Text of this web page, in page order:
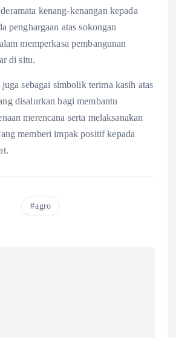
kenang-kenangan kepada
penghargaan atas sokongan
memperkasa pembangunan
di situ.
sebagai simbolik terima kasih atas
disalurkan bagi membantu
merencana serta melaksanakan
memberi impak positif kepada
agro